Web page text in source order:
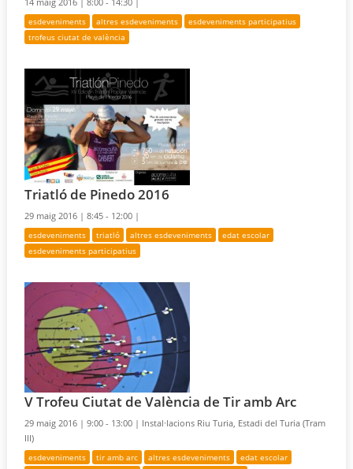
esdeveniments altres esdeveniments
esdeveniments participatius
trofeus ciutat de valència
Triatló de Pinedo 2016
29 maig 2016 |8:45 - 12:00 |
esdeveniments triatló altres esdeveniments
edat escolar
esdeveniments participatius
V Trofeu Ciutat de València de Tir amb Arc
29 maig 2016 |9:00 - 13:00 | Instal·lacions Riu Turia, Estadi del Turia (Tram
III)
esdeveniments tir amb arc altres esdeveniments
edat escolar